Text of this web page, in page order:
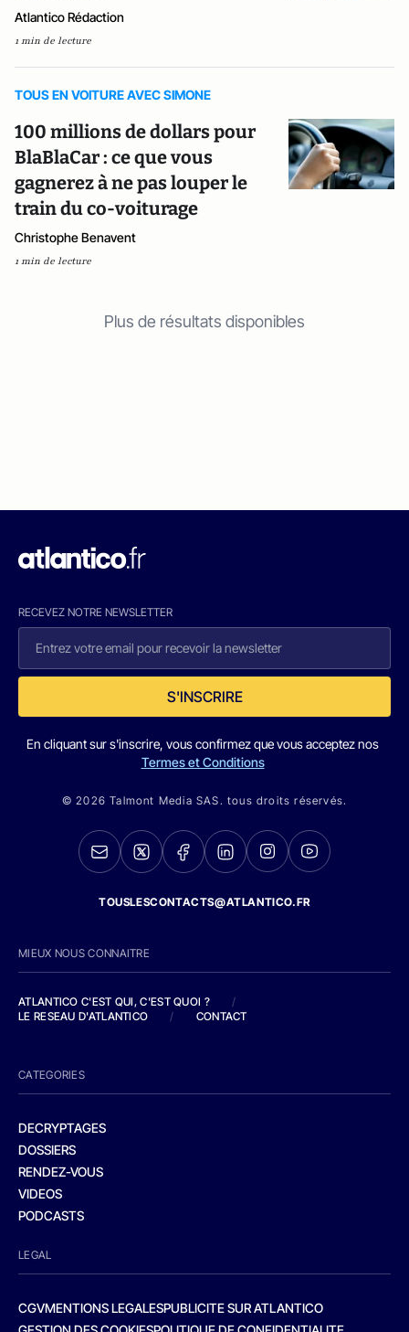
Atlantico Rédaction
1 min de lecture
TOUS EN VOITURE AVEC SIMONE
100 millions de dollars pour
BlaBlaCar : ce que vous
gagnerez à ne pas louper le
train du co-voiturage
Christophe Benavent
1 min de lecture
Plus de résultats disponibles
RECEVEZ NOTRE NEWSLETTER
S'INSCRIRE
En cliquant sur s'inscrire, vous confirmez que vous acceptez nos
Termes et Conditions
© 2026 Talmont Media SAS. tous droits réservés.
TOUSLESCONTACTS@ATLANTICO.FR
MIEUX NOUS CONNAITRE
ATLANTICO C'EST QUI, C'EST QUOI ?
/
LE RESEAU D'ATLANTICO
/ CONTACT
CATEGORIES
DECRYPTAGES
DOSSIERS
RENDEZ-VOUS
VIDEOS
PODCASTS
LEGAL
CGVMENTIONS LEGALESPUBLICITE SUR ATLANTICO